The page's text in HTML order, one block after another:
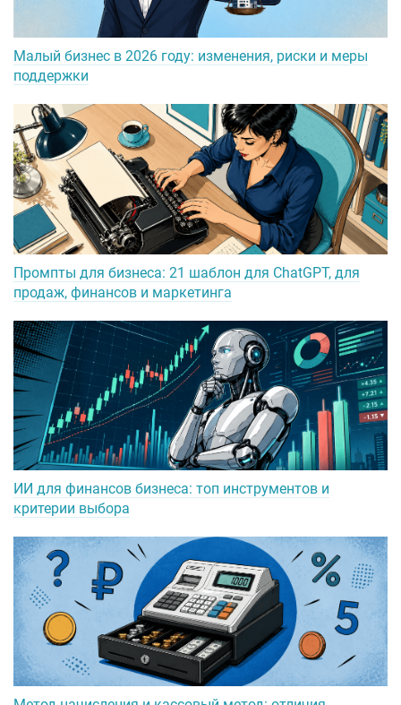
Малый бизнес в 2026 году: изменения, риски и меры
поддержки
Промпты для бизнеса: 21 шаблон для ChatGPT, для
продаж, финансов и маркетинга
ИИ для финансов бизнеса: топ инструментов и
критерии выбора